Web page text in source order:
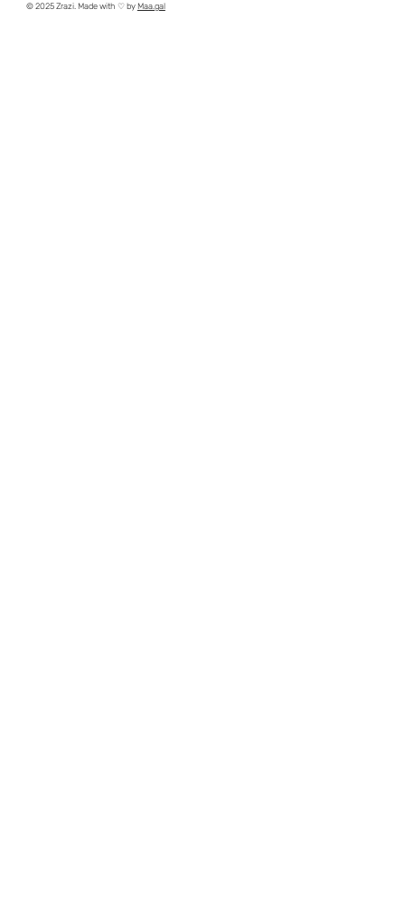
© 2025 Zrazi. Made with ♡ byMaa.gal